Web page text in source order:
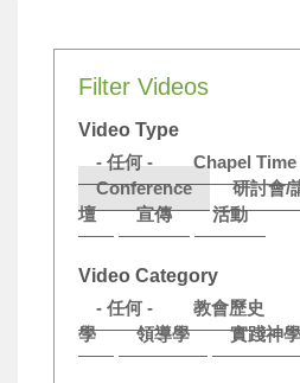
Filter Videos
Video Type
- 任何 -
Chapel
Conference
研討會/
壇
宣傳 活動
Video Category
- 任何 -
教會歷史
學
領導學 實踐神學